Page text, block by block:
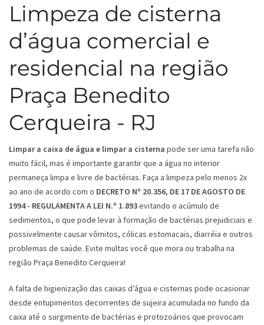
Limpeza de cisterna
d’água comercial e
residencial na região
Praça Benedito
Cerqueira - RJ
Limpar a caixa de água e limpar a cisterna pode ser uma tarefa não
muito fácil, mas é importante garantir que a água no interior
permaneça limpa e livre de bactérias. Faça a limpeza pelo menos 2x
ao ano de acordo com o DECRETO Nº 20.356, DE 17 DE AGOSTO DE
1994 - REGULAMENTA A LEI N.º 1.893evitando o acúmulo de
sedimentos, o que pode levar à formação de bactérias prejudiciais e
possivelmente causar vômitos, cólicas estomacais, diarréia e outros
problemas de saúde. Evite multas você que mora ou trabalha na
região Praça Benedito Cerqueira!
A falta de higienização das caixas d’água e cisternas pode ocasionar
desde entupimentos decorrentes de sujeira acumulada no fundo da
caixa até o surgimento de bactérias e protozoários que provocam